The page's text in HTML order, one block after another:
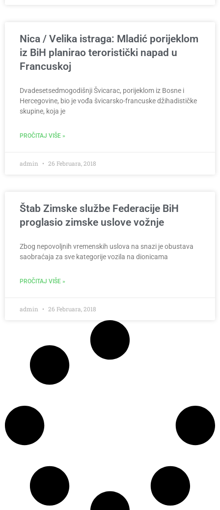
Nica / Velika istraga: Mladić porijeklom
iz BiH planirao teroristički napad u
Francuskoj
Dvadesetsedmogodišnji Švicarac, porijeklom iz Bosne i
Hercegovine, bio je vođa švicarsko-francuske džihadističke
skupine, koja je
PROČITAJ VIŠE »
admin 26 Februara, 2018
Štab Zimske službe Federacije BiH
proglasio zimske uslove vožnje
Zbog nepovoljnih vremenskih uslova na snazi je obustava
saobraćaja za sve kategorije vozila na dionicama
PROČITAJ VIŠE »
admin 26 Februara, 2018